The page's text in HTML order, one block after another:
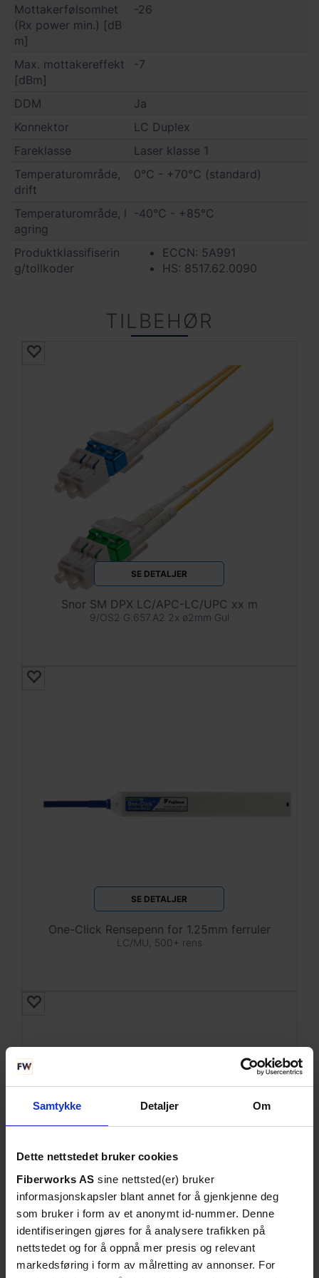
Samtykke Detaljer Om
Dette nettstedet bruker cookies
Fiberworks AS sine nettsted(er) bruker
informasjonskapsler blant annet for å gjenkjenne deg
som bruker i form av et anonymt id-nummer. Denne
identifiseringen gjøres for å analysere trafikken på
nettstedet og for å oppnå mer presis og relevant
markedsføring i form av målretting av annonser. For
Mottakerfølsomhet
(Rx power min.) [dB
m]
-26
Max. mottakereffekt
[dBm]
-7
DDM
Ja
Konnektor
LC Duplex
Fareklasse
Laser klasse 1
Temperaturområde,
drift
0°C - +70°C (standard)
Temperaturområde, l
agring
-40°C - +85°C
Produktklassifiserin
g/tollkoder
ECCN: 5A991
HS: 8517.62.0090
TILBEHØR
SE DETALJER
Snor SM DPX LC/APC-LC/UPC xx m
9/OS2 G.657.A2 2x ø2mm Gul
SE DETALJER
One-Click Rensepenn for 1.25mm ferruler
LC/MU, 500+ rens
SE DETALJER
One-Click Duplex Rensepenn for 1.25mm
LC duplex connectors, 500 rens